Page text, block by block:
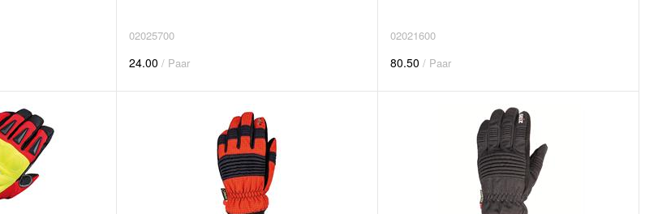
02025700
24.00 / Paar
02021600
80.50 / Paar